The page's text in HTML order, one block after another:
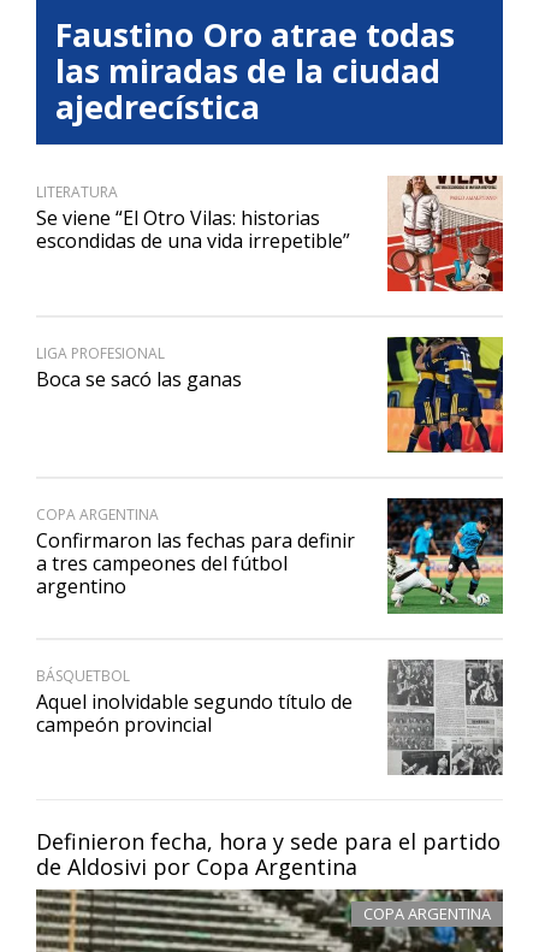
Definieron fecha, hora y sede para el partido
de Aldosivi por Copa Argentina
COPA ARGENTINA
Faustino Oro atrae todas
las miradas de la ciudad
ajedrecística
LITERATURA
Se viene “El Otro Vilas: historias
escondidas de una vida irrepetible”
LIGA PROFESIONAL
Boca se sacó las ganas
COPA ARGENTINA
Confirmaron las fechas para definir
a tres campeones del fútbol
argentino
BÁSQUETBOL
Aquel inolvidable segundo título de
campeón provincial